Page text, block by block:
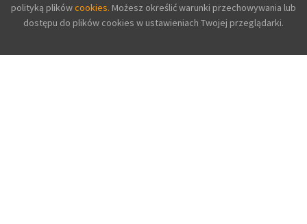
polityką plikówcookies. Możesz określić warunki przechowywania lub
dostępu do plików cookies w ustawieniach Twojej przeglądarki.